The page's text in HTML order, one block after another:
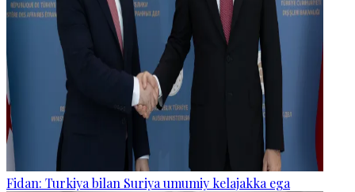
Fidan: Turkiya bilan Suriya umumiy kelajakka ega